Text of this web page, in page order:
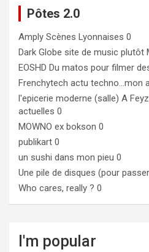
Pôtes 2.0
Amply Scènes Lyonnaises 0
Dark Globe site de music plutôt
EOSHD Du matos pour filmer
Frenchytech actu techno…mon
l'epicerie moderne (salle) A
actuelles 0
MOWNO ex bokson 0
publikart 0
un sushi dans mon pieu 0
Une pile de disques (pour
Who cares, really ? 0
I'm popular